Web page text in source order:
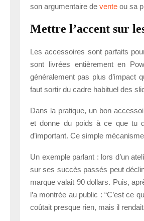
son argumentaire de vente ou sa
Mettre l’accent sur
Les accessoires sont parfaits
sont livrées entièrement en
généralement pas plus d’impact
faut sortir du cadre habituel des
Dans la pratique, un bon
et donne du poids à ce que tu
d’important. Ce simple
Un exemple parlant : lors d’un
sur ses succès passés peut
marque valait 90 dollars. Puis,
l’a montrée au public : “C’est ce
coûtait presque rien, mais il